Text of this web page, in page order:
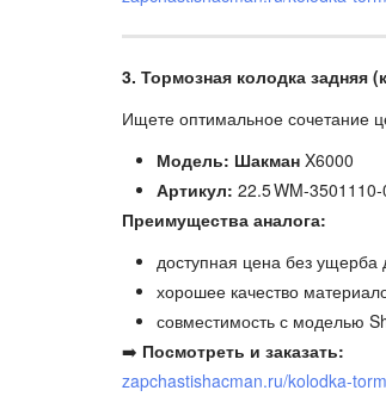
3. Тормозная колодка задняя
Ищете оптимальное сочетание
Модель: Шакман X6000
Артикул: 22.5 WM-
Преимущества аналога:
доступная цена без ущерба
хорошее качество
совместимость с моделью
➡️ Посмотреть и заказать:
zapchastishacman.ru/kolodka-